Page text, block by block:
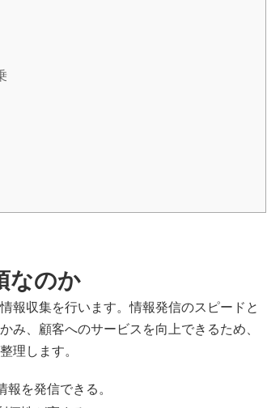
なのか
報収集を行います。情報発信のスピードと
み、顧客へのサービスを向上できるため、
理します。
を発信できる。